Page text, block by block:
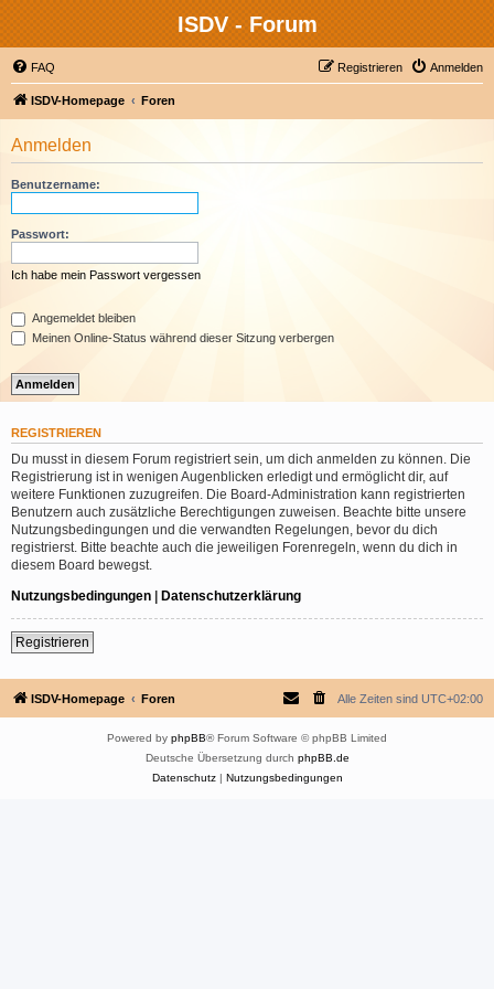
ISDV - Forum
FAQ Anmelden
Registrieren
ISDV-Homepage Foren
Anmelden
Benutzername:
Passwort:
Ich habe mein Passwort vergessen
Angemeldet bleiben
Meinen Online-Status während dieser Sitzung verbergen
REGISTRIEREN
Du musst in diesem Forum registriert sein, um dich anmelden zu können. Die
Registrierung ist in wenigen Augenblicken erledigt und ermöglicht dir, auf
weitere Funktionen zuzugreifen. Die Board-Administration kann registrierten
Benutzern auch zusätzliche Berechtigungen zuweisen. Beachte bitte unsere
Nutzungsbedingungen und die verwandten Regelungen, bevor du dich
registrierst. Bitte beachte auch die jeweiligen Forenregeln, wenn du dich in
diesem Board bewegst.
Nutzungsbedingungen | Datenschutzerklärung
Registrieren
ISDV-Homepage Foren Alle Zeiten sind UTC+02:00
Powered by phpBB® Forum Software © phpBB Limited
Deutsche Übersetzung durch phpBB.de
Datenschutz| Nutzungsbedingungen